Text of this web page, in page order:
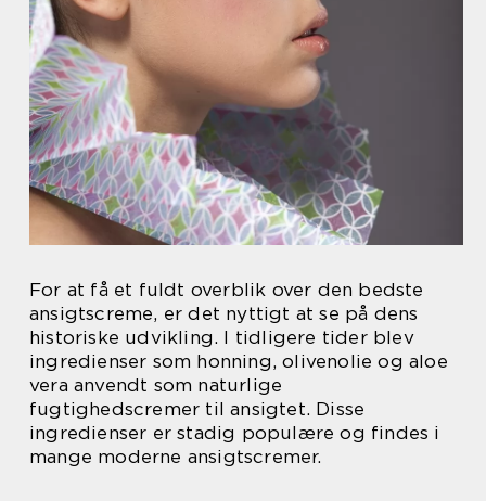
For at få et fuldt overblik over den bedste
ansigtscreme, er det nyttigt at se på dens
historiske udvikling. I tidligere tider blev
ingredienser som honning, olivenolie og aloe
vera anvendt som naturlige
fugtighedscremer til ansigtet. Disse
ingredienser er stadig populære og findes i
mange moderne ansigtscremer.